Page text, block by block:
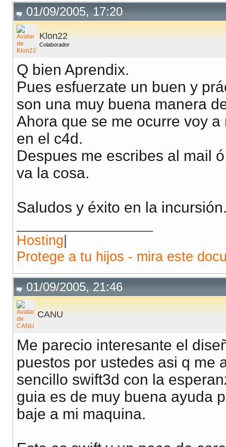
01/09/2005, 17:20
Klon22
Colaborador
Q bien Aprendix.
Pues esfuerzate un buen y
son una muy buena manera
Ahora que se me ocurre voy
en el c4d.
Despues me escribes al mail
va la cosa.
Saludos y éxito en la
Hosting|
Protege a tu hijos - mira este
01/09/2005, 21:46
CANU
Me parecio interesante el
puestos por ustedes asi q me
sencillo swift3d con la
guia es de muy buena ayuda
baje a mi maquina.